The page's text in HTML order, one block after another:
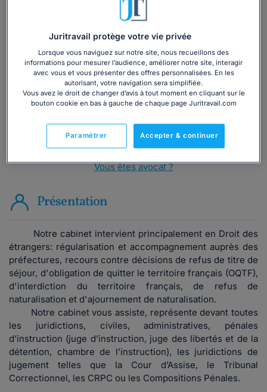
Vous souhaitez une consultation par
téléphone ?
Consulter immédiatement
ou appelez le 01 75 75 42 33 (8h à 21h du lundi au
vendredi)
Vous êtes avocat ?
Présentation
Notre cabinet intervient principalement en Droit des
étrangers: régularisation et accompagnement auprès des
préfectures, recours contre décisions de refus de titre de
séjour, d'obligation de quitter le territoire français (OQTF),
d'interdiction du territoire français, de refus de
naturalisation et d'ajournement de naturalisation.
Notre cabinet vous assiste, représente devant toutes
les juridictions, civiles, administratives, pénales
d’instruction (juge d’instruction, juge des libertés et de la
détention, chambre de l’instruction), les juridictions de
jugement telles que la Cour d’Assise, le Tribunal
Correctionnel, les CRPC ou les Compositions Pénales.
Juritravail protège votre vie privée
Lorsque vous naviguez sur notre site, nous recueillons des
informations pour mesurer l’audience, améliorer notre site, interagir
avec vous et vous présenter des offres personnalisées. En les
autorisant, votre navigation sera simplifiée.
Vous avez le droit de changer d’avis à tout moment en cliquant sur le
bouton cookie en bas à gauche de chaque page Juritravail.com
Accepter & continuer
Paramétrer